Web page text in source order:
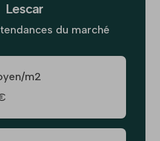
Lescar
du marché
m2